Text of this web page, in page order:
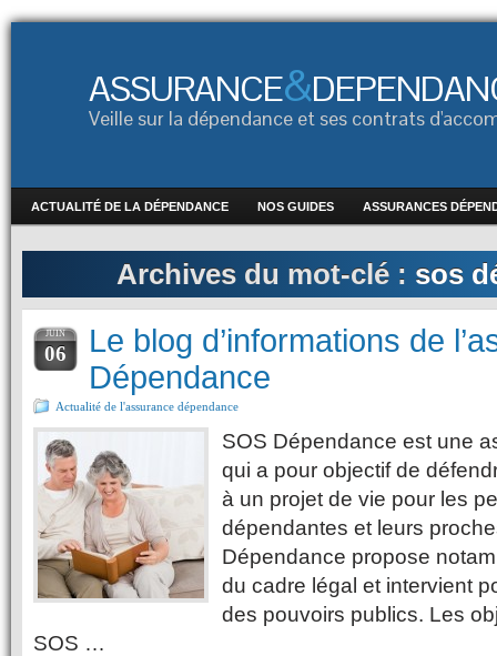
ASSURANCE&
Veille sur la dépendance et ses contrats
ACTUALITÉ DE LA DÉPENDANCE NOS GUIDES ASSURANCES
Archives du mot-clé : sos
JUIN
06
Le blog d’informations de
Dépendance
Actualité de l'assurance dépendance
SOS Dépendance est une
qui a pour objectif de
à un projet de vie pour les
dépendantes et leurs
Dépendance propose
du cadre légal et intervient
des pouvoirs publics. Les
SOS …